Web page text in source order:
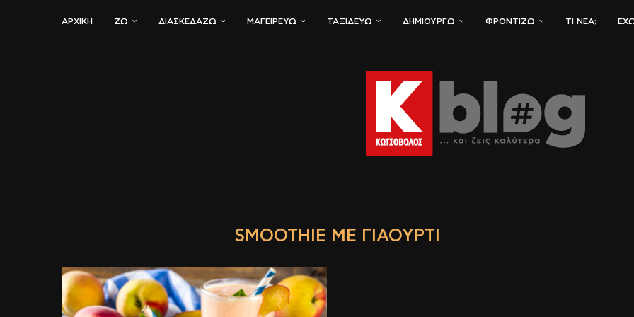
ΑΡΧΙΚΗ ΖΏ ΔΙΑΣΚΕΔΆΖΩ ΜΑΓΕΙΡΕΎΩ ΤΑΞΙΔΕΎΩ ΔΗΜΙΟΥΡΓΏ ΦΡΟΝΤΊΖΩ ΤΙ ΝΈΑ;
SMOOTHIE ΜΕ ΓΙΑΟΎΡΤΙ